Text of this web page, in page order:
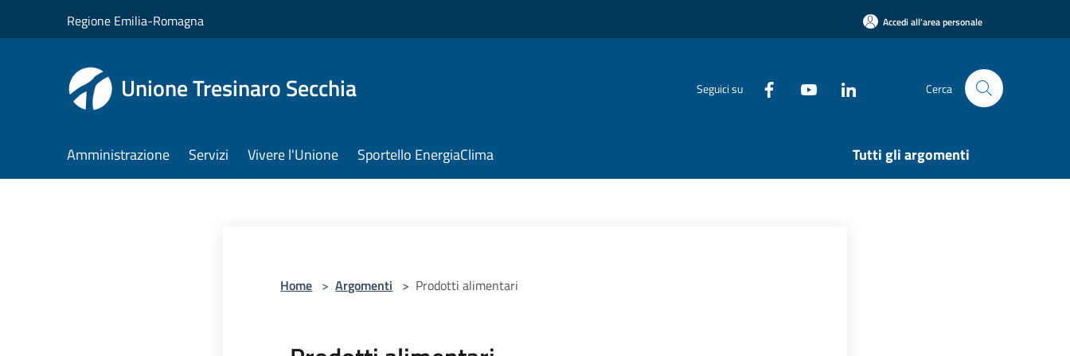
Regione Emilia-Romagna Accedi all'area personale
Unione Tresinaro Secchia Seguici su Cerca
Amministrazione Servizi Vivere l'Unione Sportello EnergiaClima Tutti gli argomenti
Home > Argomenti > Prodotti alimentari